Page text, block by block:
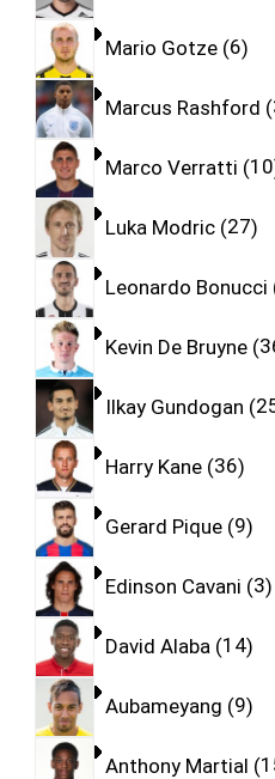
Mario Gotze 6
Marcus Rashford
Marco Verratti 10
Luka Modric 27
Leonardo Bonucci
Kevin De Bruyne
Ilkay Gundogan
Harry Kane 36
Gerard Pique 9
Edinson Cavani 3
David Alaba 14
Aubameyang 9
Anthony Martial